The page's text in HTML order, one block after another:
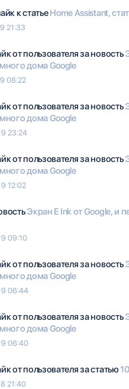
к статьеHome Assistant,
21:33
от пользователяза новость
дома Google
08:22
от пользователяза новость
дома Google
23:24
от пользователяза новость
дома Google
12:02
Экран E Ink от Google, и
09:10
от пользователяза новость
дома Google
06:44
от пользователяза новость
дома Google
06:40
от пользователяза статью
21:40